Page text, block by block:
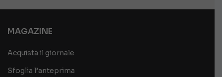
MAGAZINE
Acquista il giornale
Sfoglia l’anteprima